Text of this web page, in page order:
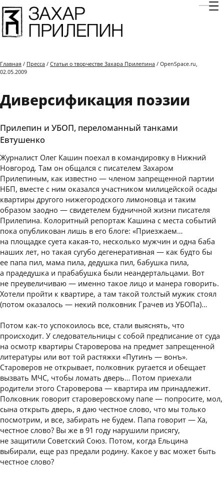
Главная / Пресса / Статьи о творчестве Захара Прилепина / OpenSpace.ru,
02.05.2009
Диверсификация поэзии
Прилепин и УБОП, переломанный танками
Евтушенко
Журналист Олег Кашин поехал в командировку в Нижний
Новгород. Там он общался с писателем Захаром
Прилепиным, как известно — членом запрещенной партии
НБП, вместе с ним оказался участником милицейской осады
квартиры другого нижегородского лимоновца и таким
образом заодно — свидетелем будничной жизни писателя
Прилепина. Колоритный репортаж Кашина с места событий
пока опубликован лишь в его блоге: «Приезжаем…
на площадке суета какая-то, несколько мужчин и одна баба
наших лет, но такая сугубо дегенеративная — как будто бы
ее папа пил, мама пила, дедушка пил, бабушка пила,
а прадедушка и прабабушка были неандертальцами. Вот
не преувеличиваю — именно такое лицо и манера говорить.
Хотели пройти к квартире, а там такой толстый мужик стоял
(потом оказалось — некий полковник Грачев из УБОПа)…
Потом как-то успокоилось все, стали выяснять, что
происходит. У следовательницы с собой предписание от суда
на осмотр квартиры Староверова на предмет запрещенной
литературы или вот той растяжки «Путинъ — вонъ».
Староверов не открывает, полковник ругается и обещает
вызвать МЧС, чтобы ломать дверь… Потом приехали
родители этого Староверова — квартира им принадлежит.
Полковник говорит староверовскому папе — попросите, мол,
сына открыть дверь, я даю честное слово, что мы только
посмотрим, и все, забирать не будем. Папа говорит — Ха,
честное слово? Вы же в 91 году нарушили присягу,
не защитили Советский Союз. Потом, когда Ельцина
выбирали, еще раз предали родину. Какое у вас может быть
честное слово?